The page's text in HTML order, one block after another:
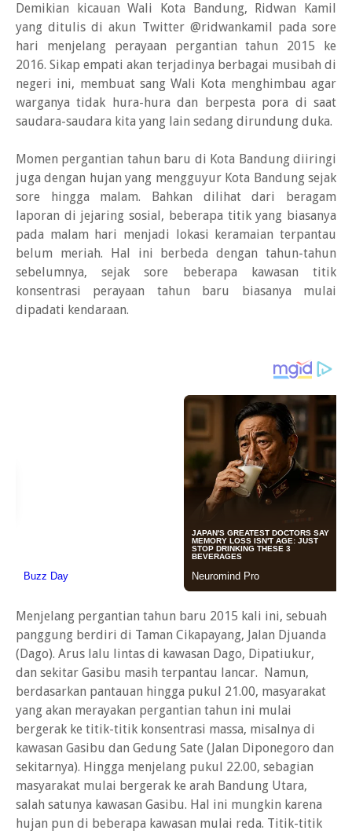
Demikian kicauan Wali Kota Bandung, Ridwan Kamil
yang ditulis di akun Twitter @ridwankamil pada sore
hari menjelang perayaan pergantian tahun 2015 ke
2016. Sikap empati akan terjadinya berbagai musibah di
negeri ini, membuat sang Wali Kota menghimbau agar
warganya tidak hura-hura dan berpesta pora di saat
saudara-saudara kita yang lain sedang dirundung duka.
Momen pergantian tahun baru di Kota Bandung diiringi
juga dengan hujan yang mengguyur Kota Bandung sejak
sore hingga malam. Bahkan dilihat dari beragam
laporan di jejaring sosial, beberapa titik yang biasanya
pada malam hari menjadi lokasi keramaian terpantau
belum meriah. Hal ini berbeda dengan tahun-tahun
sebelumnya, sejak sore beberapa kawasan titik
konsentrasi perayaan tahun baru biasanya mulai
dipadati kendaraan.
Menjelang pergantian tahun baru 2015 kali ini, sebuah
panggung berdiri di Taman Cikapayang, Jalan Djuanda
(Dago). Arus lalu lintas di kawasan Dago, Dipatiukur,
dan sekitar Gasibu masih terpantau lancar. Namun,
berdasarkan pantauan hingga pukul 21.00, masyarakat
yang akan merayakan pergantian tahun ini mulai
bergerak ke titik-titik konsentrasi massa, misalnya di
kawasan Gasibu dan Gedung Sate (Jalan Diponegoro dan
sekitarnya). Hingga menjelang pukul 22.00, sebagian
masyarakat mulai bergerak ke arah Bandung Utara,
salah satunya kawasan Gasibu. Hal ini mungkin karena
hujan pun di beberapa kawasan mulai reda. Titik-titik